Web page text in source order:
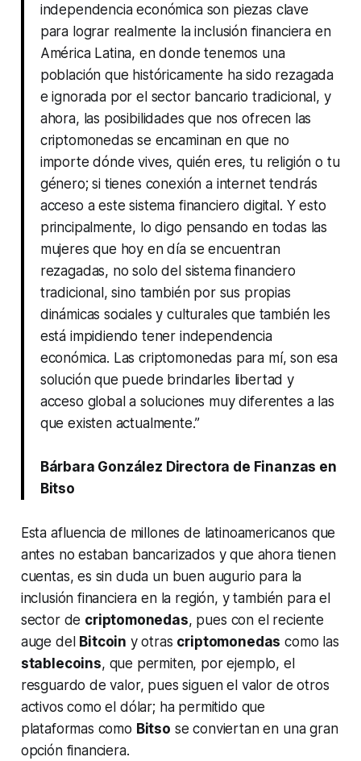
independencia económica son piezas clave
para lograr realmente la inclusión financiera en
América Latina, en donde tenemos una
población que históricamente ha sido rezagada
e ignorada por el sector bancario tradicional, y
ahora, las posibilidades que nos ofrecen las
criptomonedas se encaminan en que no
importe dónde vives, quién eres, tu religión o tu
género; si tienes conexión a internet tendrás
acceso a este sistema financiero digital. Y esto
principalmente, lo digo pensando en todas las
mujeres que hoy en día se encuentran
rezagadas, no solo del sistema financiero
tradicional, sino también por sus propias
dinámicas sociales y culturales que también les
está impidiendo tener independencia
económica. Las criptomonedas para mí, son esa
solución que puede brindarles libertad y
acceso global a soluciones muy diferentes a las
que existen actualmente.”
Bárbara González Directora de Finanzas en
Bitso
Esta afluencia de millones de latinoamericanos que
antes no estaban bancarizados y que ahora tienen
cuentas, es sin duda un buen augurio para la
inclusión financiera en la región, y también para el
sector de criptomonedas, pues con el reciente
auge del Bitcoin y otras criptomonedas como las
stablecoins, que permiten, por ejemplo, el
resguardo de valor, pues siguen el valor de otros
activos como el dólar; ha permitido que
plataformas como Bitso se conviertan en una gran
opción financiera.